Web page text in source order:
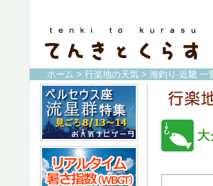
ホーム > 行楽地の天気 > 海釣り-近畿 一
大